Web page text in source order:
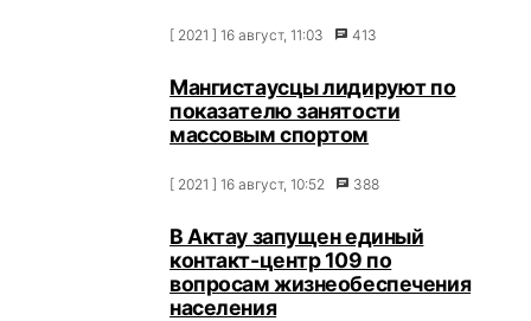
[ 2021 ] 16 август, 11:03 413
Мангистаусцы лидируют по
показателю занятости
массовым спортом
[ 2021 ] 16 август, 10:52 388
В Актау запущен единый
контакт-центр 109 по
вопросам жизнеобеспечения
населения